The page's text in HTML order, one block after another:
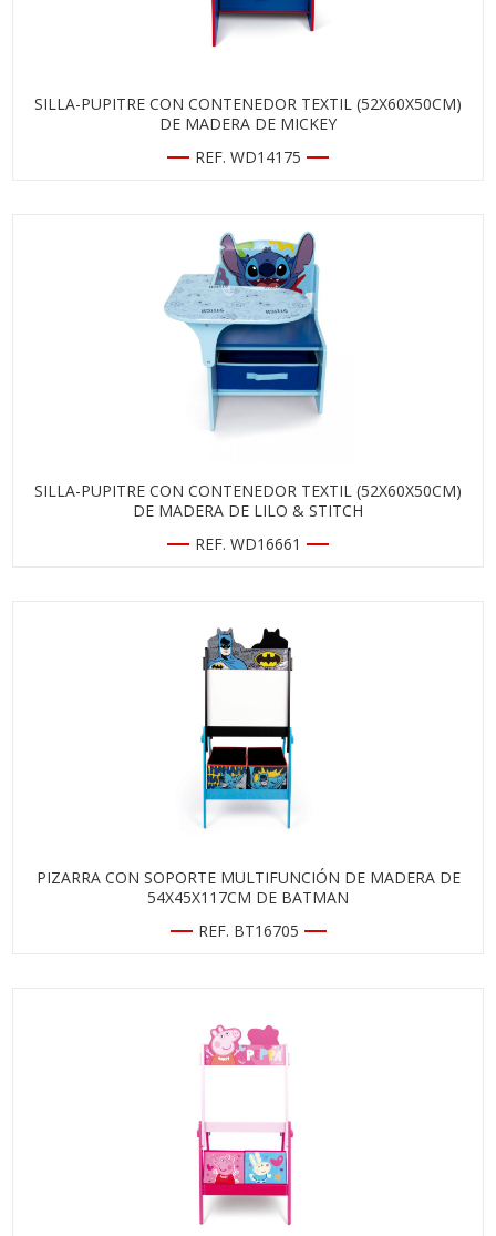
SILLA-PUPITRE CON CONTENEDOR TEXTIL (52X60X50CM)
DE MADERA DE MICKEY
REF. WD14175
SILLA-PUPITRE CON CONTENEDOR TEXTIL (52X60X50CM)
DE MADERA DE LILO & STITCH
REF. WD16661
PIZARRA CON SOPORTE MULTIFUNCIÓN DE MADERA DE
54X45X117CM DE BATMAN
REF. BT16705